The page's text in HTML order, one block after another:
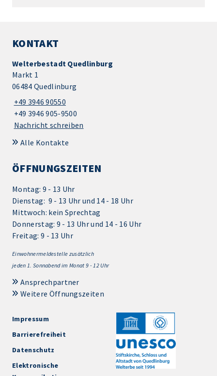
KONTAKT
Welterbestadt Quedlinburg
Markt 1
06484 Quedlinburg
+49 3946 90550
+49 3946 905-9500
Nachricht schreiben
Alle Kontakte
ÖFFNUNGSZEITEN
Montag: 9 - 13 Uhr
Dienstag: 9 - 13 Uhr und 14 - 18 Uhr
Mittwoch: kein Sprechtag
Donnerstag: 9 - 13 Uhr und 14 - 16 Uhr
Freitag: 9 - 13 Uhr
Einwohnermeldestelle zusätzlich
jeden 1. Sonnabend im Monat 9 - 12 Uhr
Ansprechpartner
Weitere Öffnungszeiten
Impressum
Barrierefreiheit
Datenschutz
Elektronische